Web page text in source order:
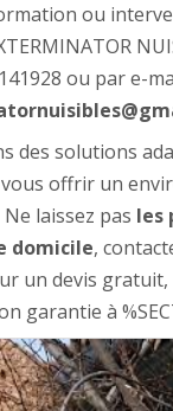
ou
ou par e-
des solutions
offrir un
laissez pas les
domicile,
un devis gratuit,
garantie à